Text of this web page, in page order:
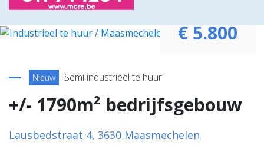
€ 5.800
Terug naar overzicht
Nieuw Semi industrieel te huur
+/- 1790m² bedrijfsgebouw
Lausbedstraat 4, 3630 Maasmechelen